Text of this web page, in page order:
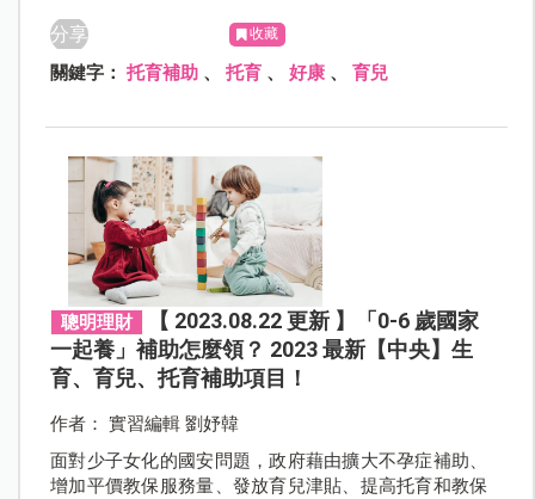
分享 收藏
關鍵字：托育補助 、托育 、好康 、育兒
聰明理財
【 2023.08.22 更新 】「0-6 歲國家
一起養」補助怎麼領？ 2023 最新【中央】生
育、育兒、托育補助項目！
作者： 實習編輯 劉妤韓
面對少子女化的國安問題，政府藉由擴大不孕症補助、
增加平價教保服務量、發放育兒津貼、提高托育和教保